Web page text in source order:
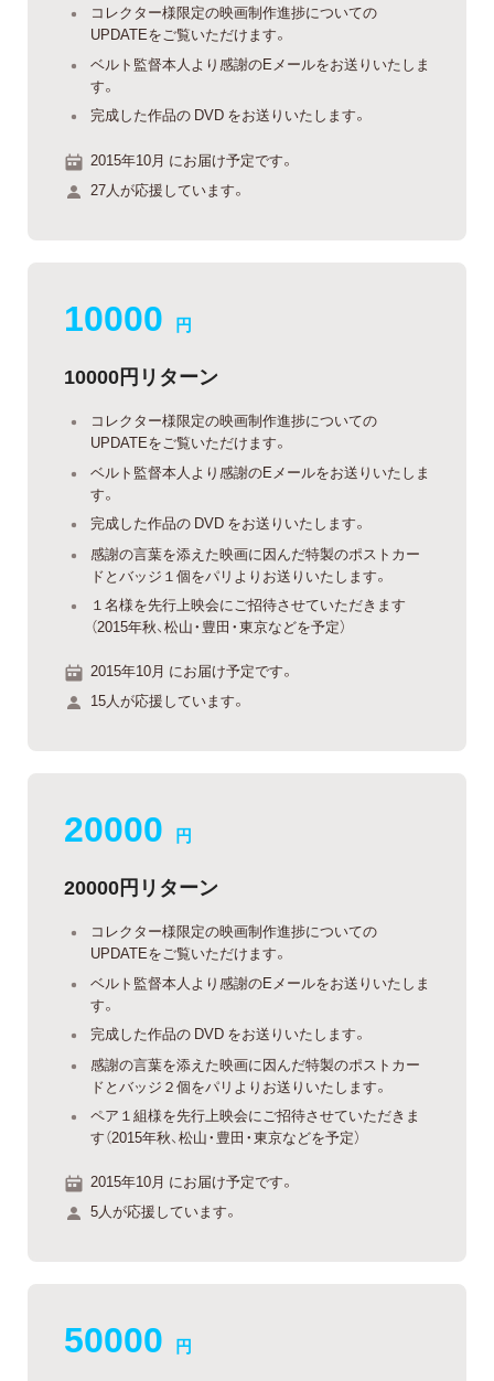
コレクター様限定の映画制作進捗についての
UPDATEをご覧いただけます。
ベルト監督本人より感謝のEメールをお送りいたしま
す。
完成した作品の DVD をお送りいたします。
2015年10月 にお届け予定です。
27人が応援しています。
10000 円
10000円リターン
コレクター様限定の映画制作進捗についての
UPDATEをご覧いただけます。
ベルト監督本人より感謝のEメールをお送りいたしま
す。
完成した作品の DVD をお送りいたします。
感謝の言葉を添えた映画に因んだ特製のポストカー
ドとバッジ１個をパリよりお送りいたします。
１名様を先行上映会にご招待させていただきます
（2015年秋、松山・豊田・東京などを予定）
2015年10月 にお届け予定です。
15人が応援しています。
20000 円
20000円リターン
コレクター様限定の映画制作進捗についての
UPDATEをご覧いただけます。
ベルト監督本人より感謝のEメールをお送りいたしま
す。
完成した作品の DVD をお送りいたします。
感謝の言葉を添えた映画に因んだ特製のポストカー
ドとバッジ２個をパリよりお送りいたします。
ペア１組様を先行上映会にご招待させていただきま
す（2015年秋、松山・豊田・東京などを予定）
2015年10月 にお届け予定です。
5人が応援しています。
50000 円